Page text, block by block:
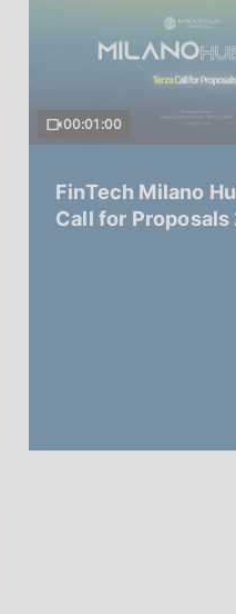
00:01:00
FinTech Milano
Call for Proposals